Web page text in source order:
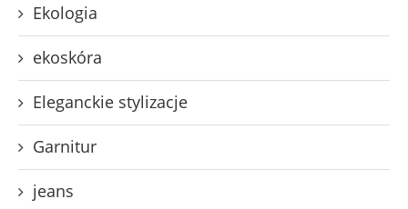
Ekologia
ekoskóra
Eleganckie stylizacje
Garnitur
jeans